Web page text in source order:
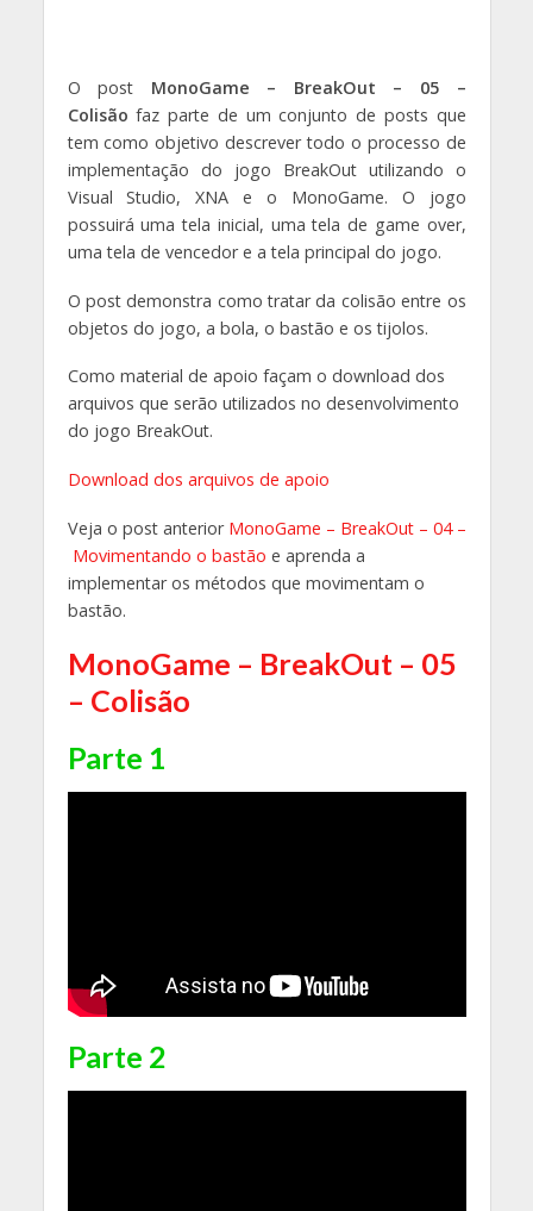
O post MonoGame – BreakOut – 05 –
Colisão faz parte de um conjunto de posts que
tem como objetivo descrever todo o processo de
implementação do jogo BreakOut utilizando o
Visual Studio, XNA e o MonoGame. O jogo
possuirá uma tela inicial, uma tela de game over,
uma tela de vencedor e a tela principal do jogo.
O post demonstra como tratar da colisão entre os
objetos do jogo, a bola, o bastão e os tijolos.
Como material de apoio façam o download dos
arquivos que serão utilizados no desenvolvimento
do jogo BreakOut.
Download dos arquivos de apoio
Veja o post anterior MonoGame – BreakOut – 04 –
Movimentando o bastão e aprenda a
implementar os métodos que movimentam o
bastão.
MonoGame – BreakOut – 05
– Colisão
Parte 1
Parte 2